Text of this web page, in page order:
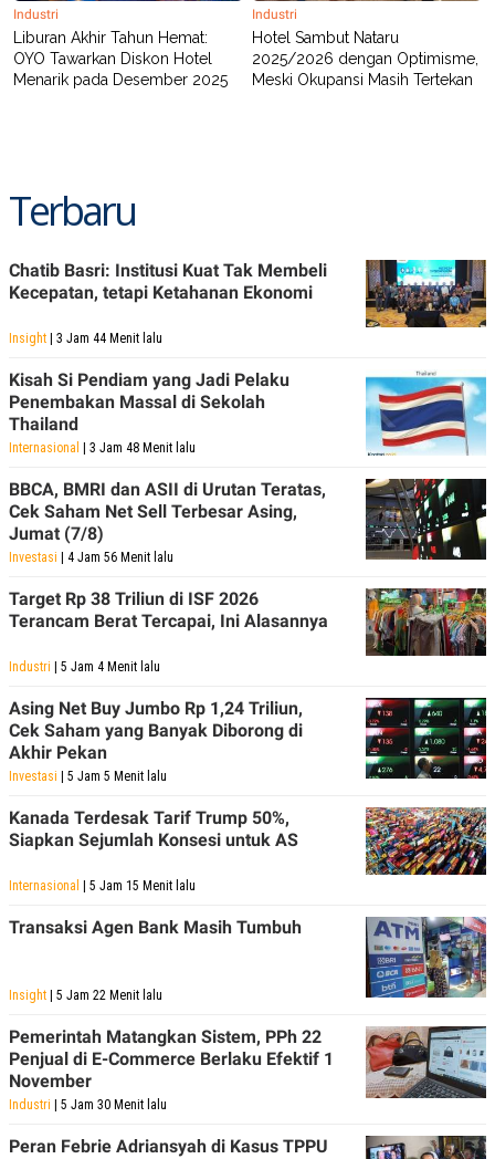
Industri
Liburan Akhir Tahun Hemat:
OYO Tawarkan Diskon Hotel
Menarik pada Desember 2025
Industri
Hotel Sambut Nataru
2025/2026 dengan Optimisme,
Meski Okupansi Masih Tertekan
Terbaru
Chatib Basri: Institusi Kuat Tak Membeli
Kecepatan, tetapi Ketahanan Ekonomi
Insight | 3 Jam 44 Menit lalu
Kisah Si Pendiam yang Jadi Pelaku
Penembakan Massal di Sekolah
Thailand
Internasional | 3 Jam 48 Menit lalu
BBCA, BMRI dan ASII di Urutan Teratas,
Cek Saham Net Sell Terbesar Asing,
Jumat (7/8)
Investasi | 4 Jam 56 Menit lalu
Target Rp 38 Triliun di ISF 2026
Terancam Berat Tercapai, Ini Alasannya
Industri | 5 Jam 4 Menit lalu
Asing Net Buy Jumbo Rp 1,24 Triliun,
Cek Saham yang Banyak Diborong di
Akhir Pekan
Investasi | 5 Jam 5 Menit lalu
Kanada Terdesak Tarif Trump 50%,
Siapkan Sejumlah Konsesi untuk AS
Internasional | 5 Jam 15 Menit lalu
Transaksi Agen Bank Masih Tumbuh
Insight | 5 Jam 22 Menit lalu
Pemerintah Matangkan Sistem, PPh 22
Penjual di E-Commerce Berlaku Efektif 1
November
Industri | 5 Jam 30 Menit lalu
Peran Febrie Adriansyah di Kasus TPPU